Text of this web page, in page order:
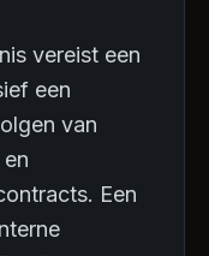
vereist een
een
van
Een